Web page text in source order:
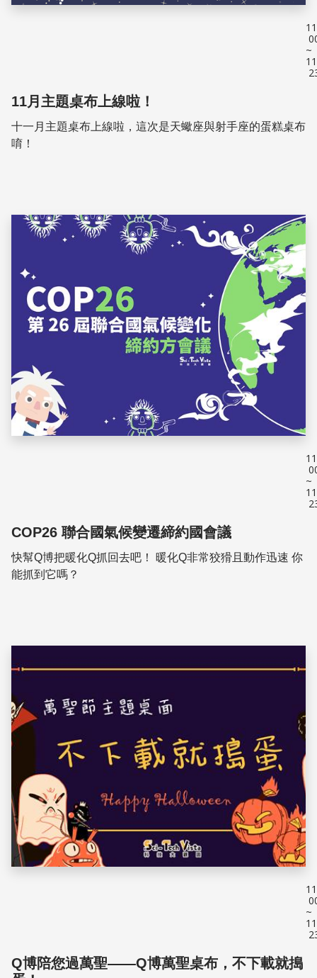
~
11月主題桌布上線啦！
十一月主題桌布上線啦，這次是天蠍座與射手座的蛋糕桌布
唷！
~
COP26 聯合國氣候變遷締約國會議
快幫Q博把暖化Q抓回去吧！ 暖化Q非常狡猾且動作迅速 你
能抓到它嗎？
~
Q博陪您過萬聖——Q博萬聖桌布，不下載就搗